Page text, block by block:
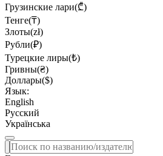
Грузинские лари(₾)
Тенге(₸)
Злоты(zł)
Рубли(₽)
Турецкие лиры(₺)
Гривны(₴)
Доллары($)
Язык:
English
Русский
Українська